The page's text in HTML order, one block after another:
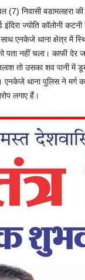
(7) निवासी बडामलहरा
इंदिरा ज्योति कॉलोनी
साथ एनकेजे थाना क्षेत्र
पता नहीं चला। काफी
तो उसका शव पानी में
एनकेजे थाना पुलिस ने
लगाए हैं।